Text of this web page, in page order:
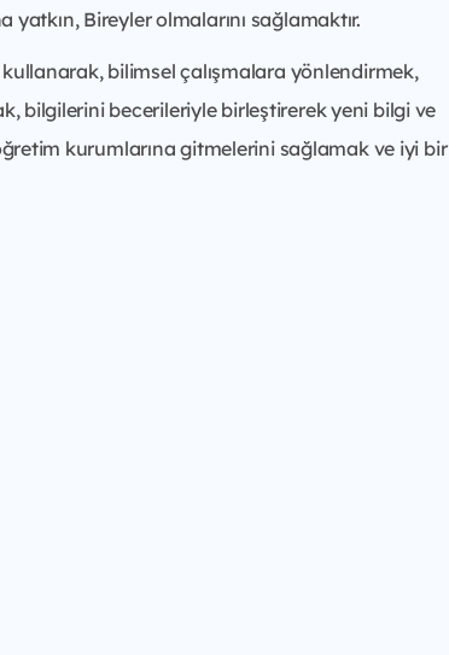
yatkın, Bireyler olmalarını sağlamaktır.
bilimsel çalışmalara yönlendirmek,
bilgilerini becerileriyle birleştirerek yeni bilgi ve
kurumlarına gitmelerini sağlamak ve iyi bir